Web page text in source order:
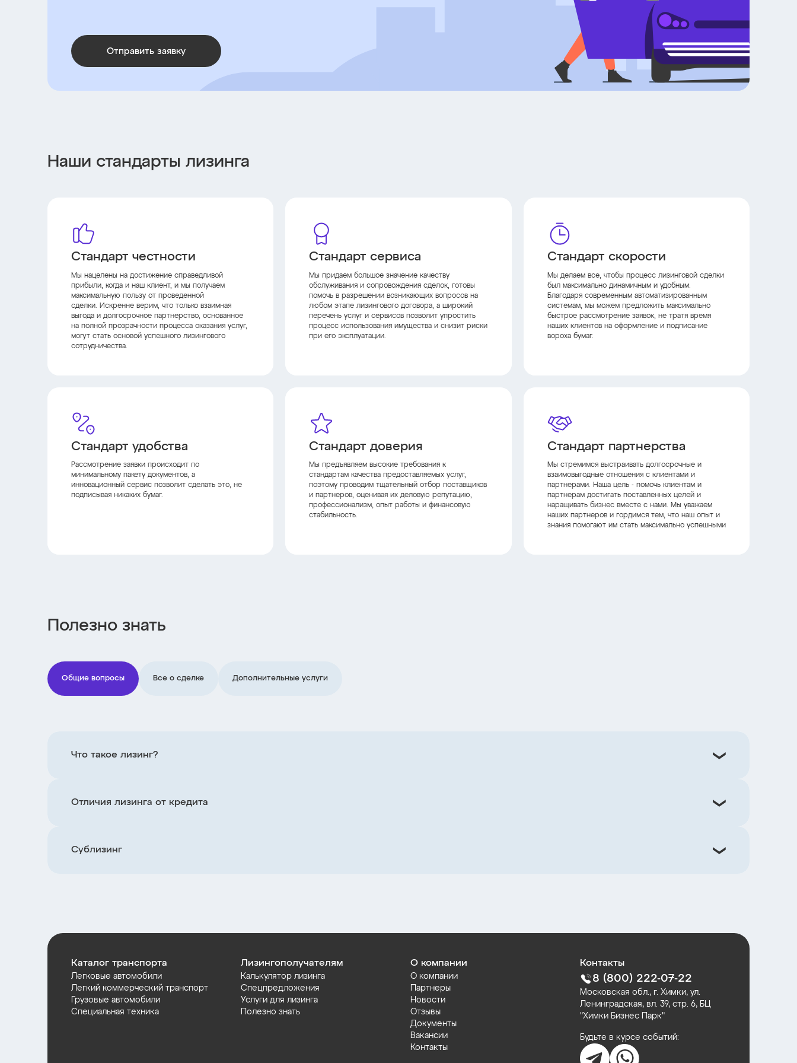
Отправить заявку
Наши стандарты лизинга
Стандарт честности
Мы нацелены на достижение справедливой
прибыли, когда и наш клиент, и мы получаем
максимальную пользу от проведенной
сделки. Искренне верим, что только взаимная
выгода и долгосрочное партнерство, основанное
на полной прозрачности процесса оказания услуг,
могут стать основой успешного лизингового
сотрудничества.
Стандарт сервиса
Мы придаем большое значение качеству
обслуживания и сопровождения сделок, готовы
помочь в разрешении возникающих вопросов на
любом этапе лизингового договора, а широкий
перечень услуг и сервисов позволит упростить
процесс использования имущества и снизит риски
при его эксплуатации.
Стандарт скорости
Мы делаем все, чтобы процесс лизинговой сделки
был максимально динамичным и удобным.
Благодаря современным автоматизированным
системам, мы можем предложить максимально
быстрое рассмотрение заявок, не тратя время
наших клиентов на оформление и подписание
вороха бумаг.
Стандарт удобства
Рассмотрение заявки происходит по
минимальному пакету документов, а
инновационный сервис позволит сделать это, не
подписывая никаких бумаг.
Стандарт доверия
Мы предъявляем высокие требования к
стандартам качества предоставляемых услуг,
поэтому проводим тщательный отбор поставщиков
и партнеров, оценивая их деловую репутацию,
профессионализм, опыт работы и финансовую
стабильность.
Стандарт партнерства
Мы стремимся выстраивать долгосрочные и
взаимовыгодные отношения с клиентами и
партнерами. Наша цель - помочь клиентам и
партнерам достигать поставленных целей и
наращивать бизнес вместе с нами. Мы уважаем
наших партнеров и гордимся тем, что наш опыт и
знания помогают им стать максимально успешными
Полезно знать
Общие вопросы Все о сделке Дополнительные услуги
Что такое лизинг?
Отличия лизинга от кредита
Сублизинг
Каталог транспорта
Легковые автомобили
Легкий коммерческий транспорт
Грузовые автомобили
Специальная техника
Лизингополучателям
Калькулятор лизинга
Спецпредложения
Услуги для лизинга
Полезно знать
О компании
О компании
Партнеры
Новости
Отзывы
Документы
Вакансии
Контакты
Контакты
8 (800) 222-07-22
Московская обл., г. Химки, ул.
Ленинградская, вл. 39, стр. 6, БЦ
"Химки Бизнес Парк"
Будьте в курсе событий: